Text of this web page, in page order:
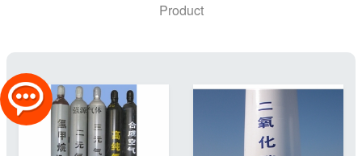
Product